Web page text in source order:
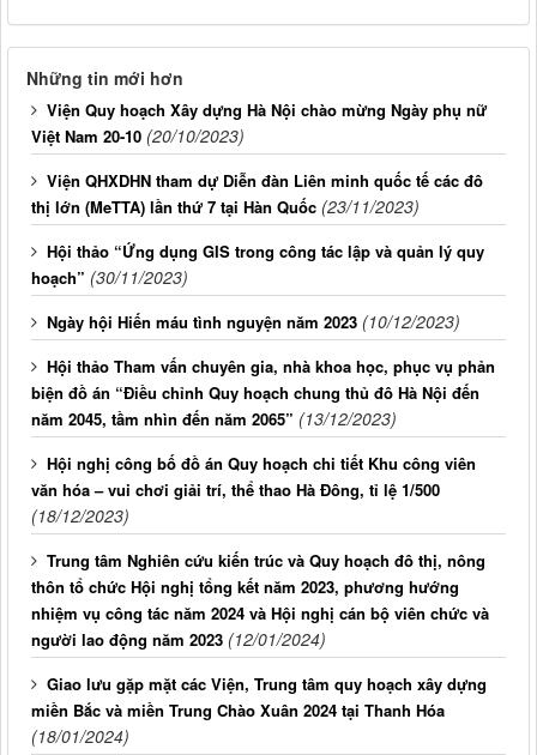
Những tin mới hơn
Viện Quy hoạch Xây dựng Hà Nội chào mừng Ngày phụ nữ
Việt Nam 20-10 (20/10/2023)
Viện QHXDHN tham dự Diễn đàn Liên minh quốc tế các đô
thị lớn (MeTTA) lần thứ 7 tại Hàn Quốc (23/11/2023)
Hội thảo “Ứng dụng GIS trong công tác lập và quản lý quy
hoạch” (30/11/2023)
Ngày hội Hiến máu tình nguyện năm 2023 (10/12/2023)
Hội thảo Tham vấn chuyên gia, nhà khoa học, phục vụ phản
biện đồ án “Điều chỉnh Quy hoạch chung thủ đô Hà Nội đến
năm 2045, tầm nhìn đến năm 2065” (13/12/2023)
Hội nghị công bố đồ án Quy hoạch chi tiết Khu công viên
văn hóa – vui chơi giải trí, thể thao Hà Đông, tỉ lệ 1/500
(18/12/2023)
Trung tâm Nghiên cứu kiến trúc và Quy hoạch đô thị, nông
thôn tổ chức Hội nghị tổng kết năm 2023, phương hướng
nhiệm vụ công tác năm 2024 và Hội nghị cán bộ viên chức và
người lao động năm 2023 (12/01/2024)
Giao lưu gặp mặt các Viện, Trung tâm quy hoạch xây dựng
miền Bắc và miền Trung Chào Xuân 2024 tại Thanh Hóa
(18/01/2024)